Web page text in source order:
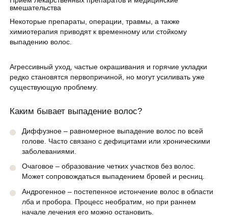
вмешательства
Некоторые препараты, операции, травмы, а также
химиотерапия приводят к временному или стойкому
выпадению волос.
Агрессивный уход, частые окрашивания и горячие укладки
редко становятся первопричиной, но могут усиливать уже
существующую проблему.
Каким бывает выпадение волос?
Диффузное – равномерное выпадение волос по всей
голове. Часто связано с дефицитами или хроническими
заболеваниями.
Очаговое – образование четких участков без волос.
Может сопровождаться выпадением бровей и ресниц.
Андрогенное – постепенное истончение волос в области
лба и пробора. Процесс необратим, но при раннем
начале лечения его можно остановить.